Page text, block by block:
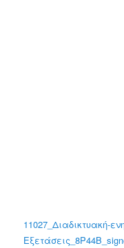
11027_Διαδικτυακή-